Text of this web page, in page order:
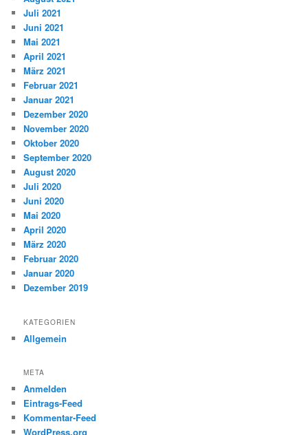
Juli 2021
Juni 2021
Mai 2021
April 2021
März 2021
Februar 2021
Januar 2021
Dezember 2020
November 2020
Oktober 2020
September 2020
August 2020
Juli 2020
Juni 2020
Mai 2020
April 2020
März 2020
Februar 2020
Januar 2020
Dezember 2019
KATEGORIEN
Allgemein
META
Anmelden
Eintrags-Feed
Kommentar-Feed
WordPress.org